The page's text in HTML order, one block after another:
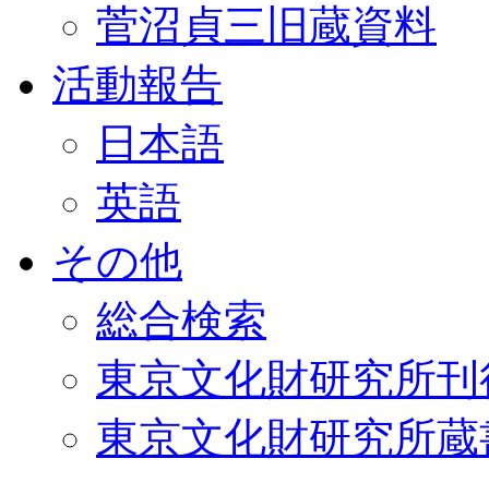
菅沼貞三旧蔵資料
活動報告
日本語
英語
その他
総合検索
東京文化財研究所
東京文化財研究所